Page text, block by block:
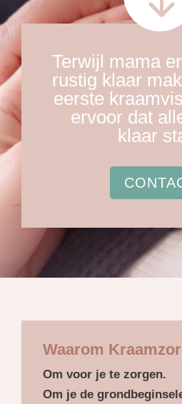
Terwijl mama
rustig klaar
eerste
ervoor dat
klaar
Waarom
Om voor je te zorgen.
Om je de